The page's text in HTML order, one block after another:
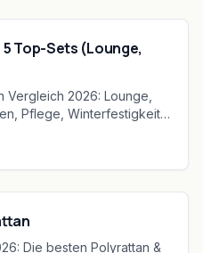
Top-Sets (Lounge,
Vergleich 2026: Lounge,
Pflege, Winterfestigkeit
Die besten Polyrattan &